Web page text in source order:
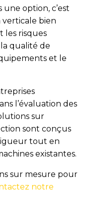
une option, c’est
verticale bien
les risques
la qualité de
et le
l’évaluation des
sur
sont conçus
tout en
existantes.
sur mesure pour
notre